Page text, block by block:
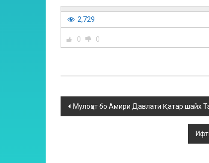
2,729
0 0
Мулоқот бо Амири Давлати Қатар шайх